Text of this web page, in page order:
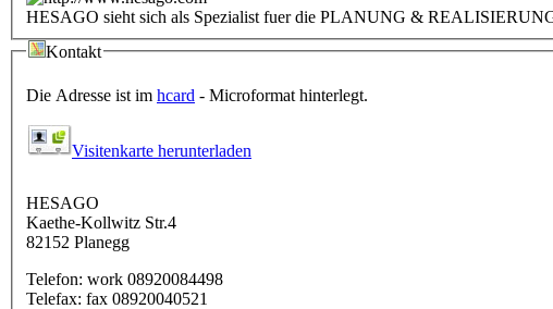
HESAGO sieht sich als Spezialist fuer die PLANUNG &
Kontakt
Die Adresse ist im hcard - Microformat hinterlegt.
Visitenkarte herunterladen
HESAGO
Kaethe-Kollwitz Str.4
82152 Planegg
Telefon: work 08920084498
Telefax: fax 08920040521